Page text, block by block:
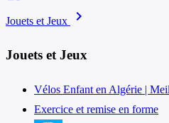
Jouets et Jeux chevron_right
Jouets et Jeux
Vélos Enfant en Algérie |
Exercice et remise en forme